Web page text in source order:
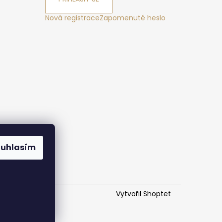
Nová registraceZapomenuté heslo
Vytvořil Shoptet